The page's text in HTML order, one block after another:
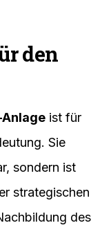
den
ist für
Sie
sondern ist
strategischen
des